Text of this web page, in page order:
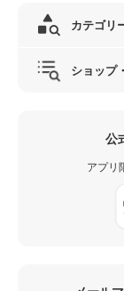
カテゴリ
ショップ
公
アプリ